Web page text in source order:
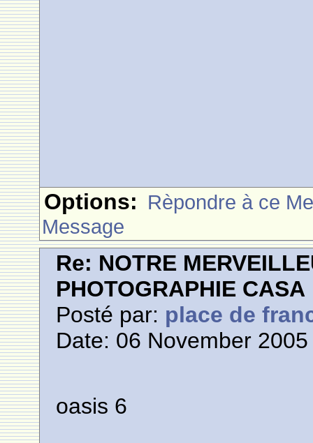
Options: Rèpondre à ce
Message
Re: NOTRE
PHOTOGRAPHIE CASA
Posté par: place de
Date: 06 November
oasis 6